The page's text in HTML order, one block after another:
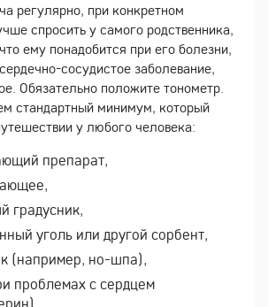
регулярно, при конкретном
спросить у самого родственника,
ему понадобится при его болезни,
сосудистое заболевание,
Обязательно положите тонометр.
стандартный минимум, который
у любого человека:
препарат,
градусник,
уголь или другой сорбент,
(например, но-шпа),
проблемах с сердцем